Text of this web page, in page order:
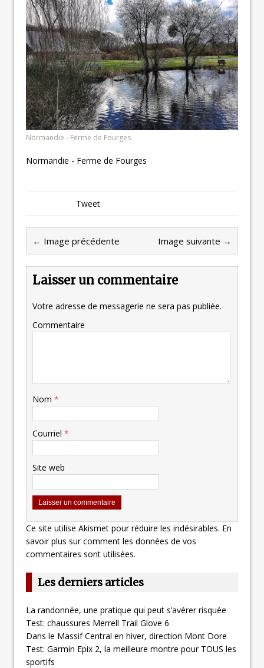
Normandie - Ferme de Fourges
Normandie - Ferme de Fourges
Tweet
← Image précédente Image suivante →
Laisser un commentaire
Votre adresse de messagerie ne sera pas publiée.
Commentaire
Nom *
Courriel *
Site web
Ce site utilise Akismet pour réduire les indésirables. En
savoir plus sur comment les données de vos
commentaires sont utilisées.
Les derniers articles
La randonnée, une pratique qui peut s’avérer risquée
Test: chaussures Merrell Trail Glove 6
Dans le Massif Central en hiver, direction Mont Dore
Test: Garmin Epix 2, la meilleure montre pour TOUS les
sportifs